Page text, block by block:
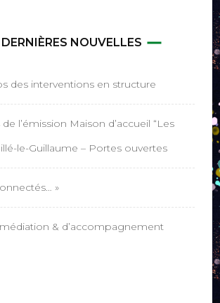
NOUVELLES
des interventions en structure
l’émission Maison d’accueil “Les
le-Guillaume – Portes ouvertes
»
& d’accompagnement